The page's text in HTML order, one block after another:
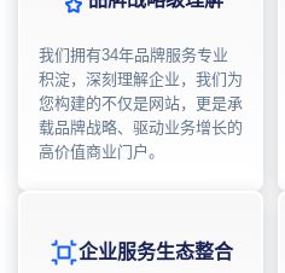
我们拥有34年品牌服务专业
积淀，深刻理解企业，我们为
您构建的不仅是网站，更是承
载品牌战略、驱动业务增长的
高价值商业门户。
企业服务生态整合